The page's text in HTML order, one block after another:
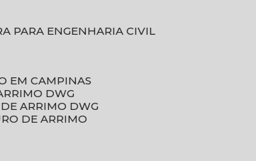
PARA ENGENHARIA CIVIL
EM CAMPINAS
DWG
DE ARRIMO DWG
DE ARRIMO